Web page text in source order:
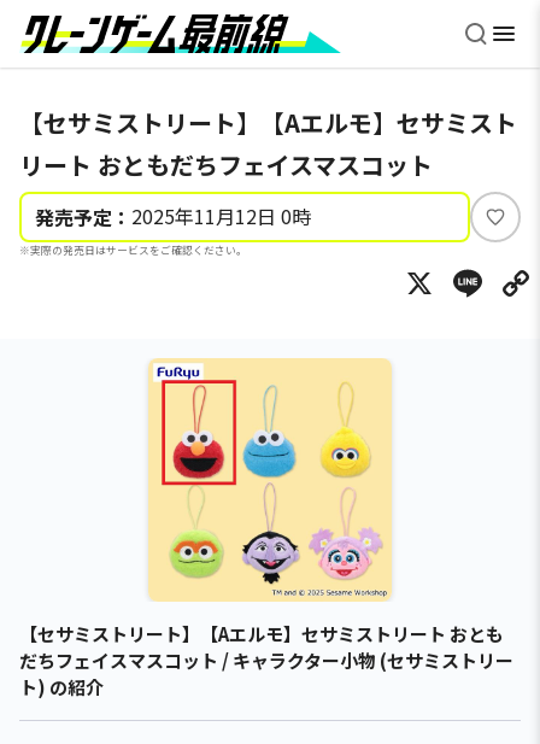
【セサミストリート】【Aエルモ】セサミスト
リート おともだちフェイスマスコット
発売予定： 2025年11月12日 0時
※実際の発売日はサービスをご確認ください。
い
ね
X
【セサミストリート】【Aエルモ】セサミストリート おとも
だちフェイスマスコット / キャラクター小物 (セサミストリー
ト) の紹介